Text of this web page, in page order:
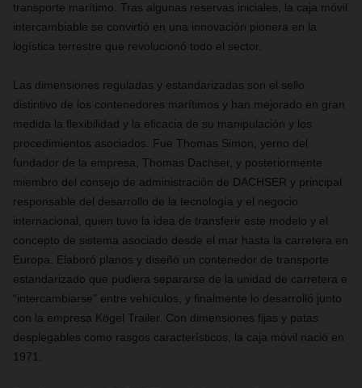
transporte marítimo. Tras algunas reservas iniciales, la caja móvil
intercambiable se convirtió en una innovación pionera en la
logística terrestre que revolucionó todo el sector.
Las dimensiones reguladas y estandarizadas son el sello
distintivo de los contenedores marítimos y han mejorado en gran
medida la flexibilidad y la eficacia de su manipulación y los
procedimientos asociados. Fue Thomas Simon, yerno del
fundador de la empresa, Thomas Dachser, y posteriormente
miembro del consejo de administración de DACHSER y principal
responsable del desarrollo de la tecnología y el negocio
internacional, quien tuvo la idea de transferir este modelo y el
concepto de sistema asociado desde el mar hasta la carretera en
Europa. Elaboró ​​planos y diseñó un contenedor de transporte
estandarizado que pudiera separarse de la unidad de carretera e
“intercambiarse” entre vehículos, y finalmente lo desarrolló junto
con la empresa Kögel Trailer. Con dimensiones fijas y patas
desplegables como rasgos característicos, la caja móvil nació en
1971.